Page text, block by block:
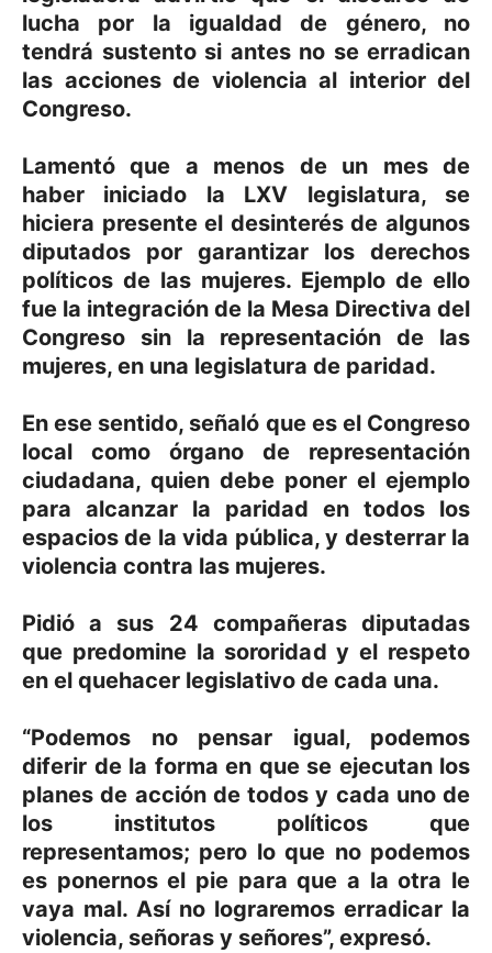
lucha por la igualdad de género, no
tendrá sustento si antes no se erradican
las acciones de violencia al interior del
Congreso.
Lamentó que a menos de un mes de
haber iniciado la LXV legislatura, se
hiciera presente el desinterés de algunos
diputados por garantizar los derechos
políticos de las mujeres. Ejemplo de ello
fue la integración de la Mesa Directiva del
Congreso sin la representación de las
mujeres, en una legislatura de paridad.
En ese sentido, señaló que es el Congreso
local como órgano de representación
ciudadana, quien debe poner el ejemplo
para alcanzar la paridad en todos los
espacios de la vida pública, y desterrar la
violencia contra las mujeres.
Pidió a sus 24 compañeras diputadas
que predomine la sororidad y el respeto
en el quehacer legislativo de cada una.
“Podemos no pensar igual, podemos
diferir de la forma en que se ejecutan los
planes de acción de todos y cada uno de
los institutos políticos que
representamos; pero lo que no podemos
es ponernos el pie para que a la otra le
vaya mal. Así no lograremos erradicar la
violencia, señoras y señores”, expresó.